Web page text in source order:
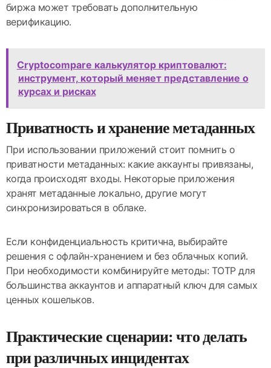
биржа может требовать дополнительную
верификацию.
Cryptocompare калькулятор криптовалют:
инструмент, который меняет представление о
курсах и рисках
Приватность и хранение метаданных
При использовании приложений стоит помнить о
приватности метаданных: какие аккаунты привязаны,
когда происходят входы. Некоторые приложения
хранят метаданные локально, другие могут
синхронизироваться в облаке.
Если конфиденциальность критична, выбирайте
решения с офлайн-хранением и без облачных копий.
При необходимости комбинируйте методы: TOTP для
большинства аккаунтов и аппаратный ключ для самых
ценных кошельков.
Практические сценарии: что делать
при различных инцидентах